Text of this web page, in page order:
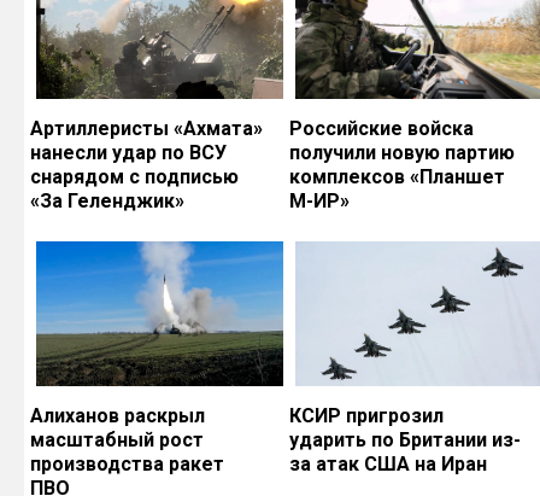
Артиллеристы «Ахмата»
нанесли удар по ВСУ
снарядом с подписью
«За Геленджик»
Российские войска
получили новую партию
комплексов «Планшет
М-ИР»
Алиханов раскрыл
масштабный рост
производства ракет
ПВО
КСИР пригрозил
ударить по Британии из-
за атак США на Иран